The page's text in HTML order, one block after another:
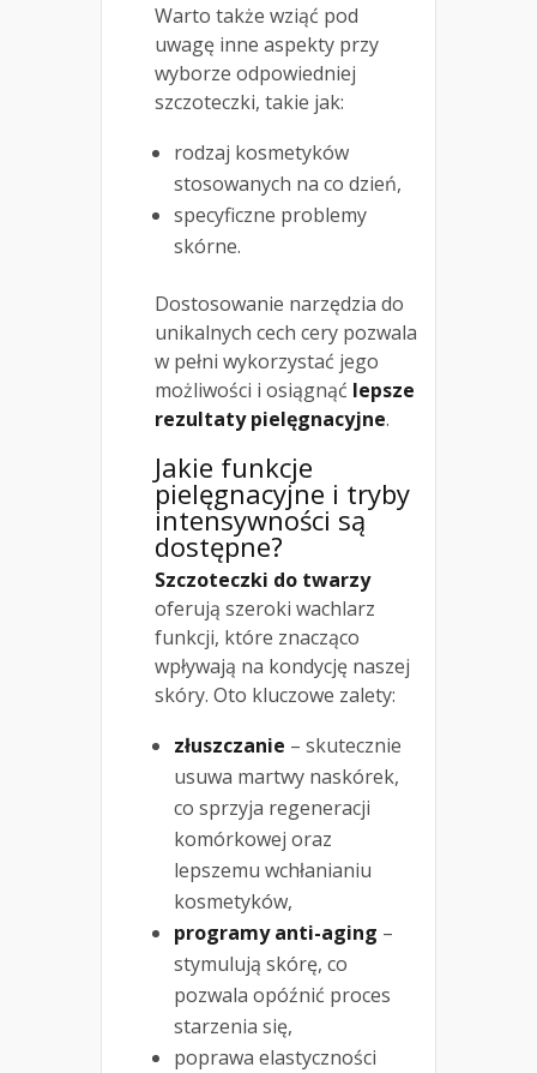
Warto także wziąć pod
uwagę inne aspekty przy
wyborze odpowiedniej
szczoteczki, takie jak:
rodzaj kosmetyków
stosowanych na co dzień,
specyficzne problemy
skórne.
Dostosowanie narzędzia do
unikalnych cech cery pozwala
w pełni wykorzystać jego
możliwości i osiągnąć lepsze
rezultaty pielęgnacyjne.
Jakie funkcje
pielęgnacyjne i tryby
intensywności są
dostępne?
Szczoteczki do twarzy
oferują szeroki wachlarz
funkcji, które znacząco
wpływają na kondycję naszej
skóry. Oto kluczowe zalety:
złuszczanie – skutecznie
usuwa martwy naskórek,
co sprzyja regeneracji
komórkowej oraz
lepszemu wchłanianiu
kosmetyków,
programy anti-aging –
stymulują skórę, co
pozwala opóźnić proces
starzenia się,
poprawa elastyczności